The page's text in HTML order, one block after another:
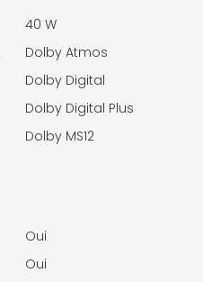
40 W
Dolby Atmos
Dolby Digital
Dolby Digital Plus
Dolby MS12
Oui
Oui